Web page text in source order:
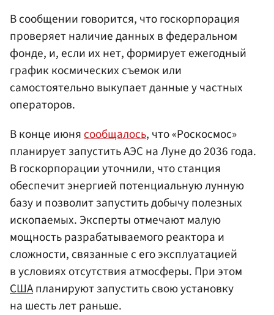
В сообщении говорится, что госкорпорация
проверяет наличие данных в федеральном
фонде, и, если их нет, формирует ежегодный
график космических съемок или
самостоятельно выкупает данные у частных
операторов.
В конце июня сообщалось, что «Роскосмос»
планирует запустить АЭС на Луне до 2036 года.
В госкорпорации уточнили, что станция
обеспечит энергией потенциальную лунную
базу и позволит запустить добычу полезных
ископаемых. Эксперты отмечают малую
мощность разрабатываемого реактора и
сложности, связанные с его эксплуатацией
в условиях отсутствия атмосферы. При этом
СШАпланируют запустить свою установку
на шесть лет раньше.